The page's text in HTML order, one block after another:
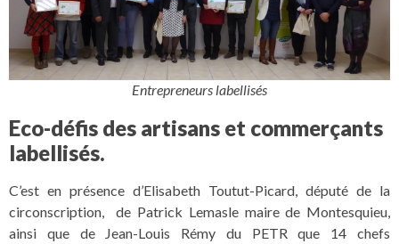
Entrepreneurs labellisés
Eco-défis des artisans et commerçants
labellisés.
C’est en présence d’Elisabeth Toutut-Picard, député de la
circonscription, de Patrick Lemasle maire de Montesquieu,
ainsi que de Jean-Louis Rémy du PETR que 14 chefs